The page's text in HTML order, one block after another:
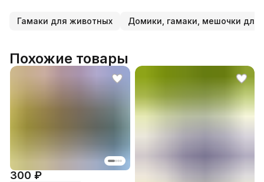
Гамаки для животных Домики, гамаки, мешочки для
Похожие товары
300 ₽